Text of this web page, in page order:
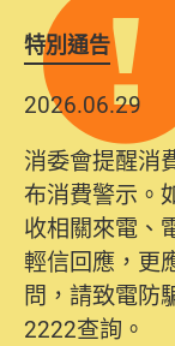
特別通告
2026.06.29
消委會提醒消
布消費警示。
收相關來電、
輕信回應，更
問，請致電防
2222查詢。